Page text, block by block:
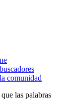
comunidad
las palabras